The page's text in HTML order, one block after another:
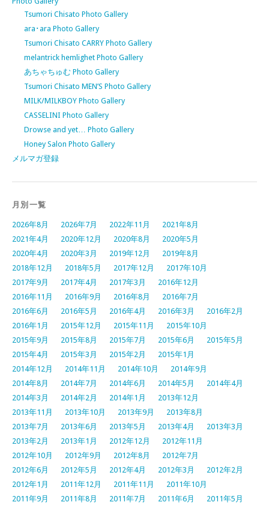
Tsumori Chisato Photo Gallery
ara･ara Photo Gallery
Tsumori Chisato CARRY Photo Gallery
melantrick hemlighet Photo Gallery
あちゃちゅむ Photo Gallery
Tsumori Chisato MEN’S Photo Gallery
MILK/MILKBOY Photo Gallery
CASSELINI Photo Gallery
Drowse and yet… Photo Gallery
Honey Salon Photo Gallery
メルマガ登録
月別一覧
2026年8月 2026年7月 2022年11月
2021年8月
2021年4月
2020年12月 2020年8月
2020年5月
2020年4月
2020年3月 2019年12月
2019年8月
2018年12月
2018年5月 2017年12月
2017年10月
2017年9月
2017年4月 2017年3月
2016年12月
2016年11月
2016年9月 2016年8月
2016年7月
2016年6月
2016年5月 2016年4月 2016年3月
2016年2月
2016年1月
2015年12月 2015年11月
2015年10月
2015年9月
2015年8月 2015年7月 2015年6月
2015年5月
2015年4月
2015年3月 2015年2月
2015年1月
2014年12月
2014年11月 2014年10月
2014年9月
2014年8月
2014年7月 2014年6月 2014年5月
2014年4月
2014年3月
2014年2月 2014年1月
2013年12月
2013年11月
2013年10月 2013年9月
2013年8月
2013年7月
2013年6月 2013年5月 2013年4月
2013年3月
2013年2月
2013年1月 2012年12月
2012年11月
2012年10月
2012年9月 2012年8月
2012年7月
2012年6月
2012年5月 2012年4月 2012年3月
2012年2月
2012年1月
2011年12月 2011年11月
2011年10月
2011年9月
2011年8月 2011年7月 2011年6月 2011年5月